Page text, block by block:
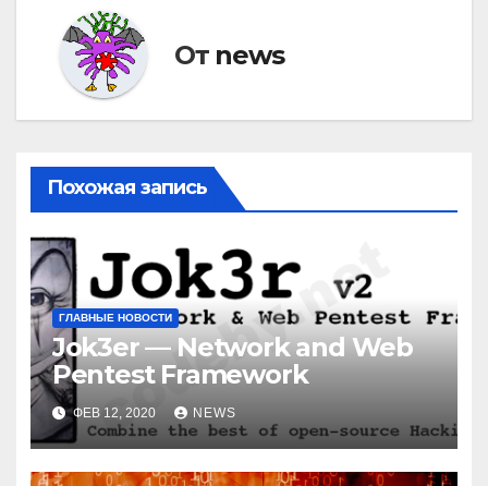
От news
Похожая запись
ГЛАВНЫЕ НОВОСТИ
Jok3er — Network and Web
Pentest Framework
ФЕВ 12, 2020 NEWS